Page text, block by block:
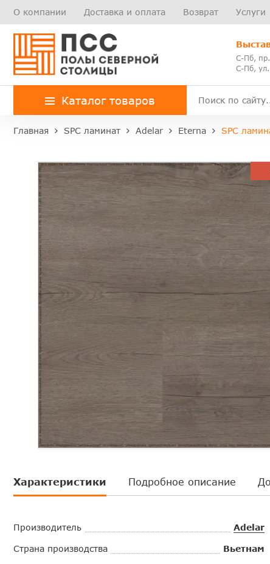
О компании Доставка и оплата Возврат Услуги
С-Пб,
С-Пб,
Каталог товаров
Главная SPC ламинат Adelar Eterna SPC
Характеристики Подробное описание
Производитель Adelar
Страна производства Вьетнам